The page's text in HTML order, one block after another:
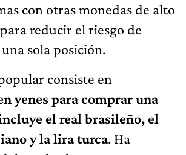
con otras monedas de alto
reducir el riesgo de
sola posición.
consiste en
yenes para comprar una
el real brasileño, el
y la lira turca. Ha